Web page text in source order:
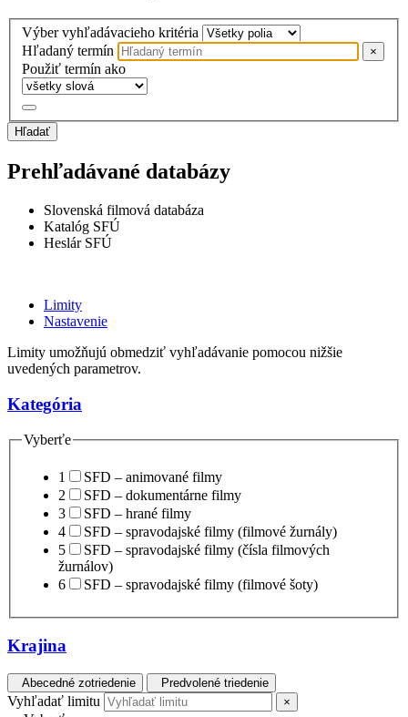
Výber vyhľadávacieho kritéria
Hľadaný termín
×
Použiť termín ako
Hľadať
Prehľadávané databázy
Slovenská filmová databáza
Katalóg SFÚ
Heslár SFÚ
Limity
Nastavenie
Limity umožňujú obmedziť vyhľadávanie pomocou nižšie
uvedených parametrov.
Kategória
Vyberťe
1
SFD – animované filmy
2
SFD – dokumentárne filmy
3
SFD – hrané filmy
4
SFD – spravodajské filmy (filmové žurnály)
5
SFD – spravodajské filmy (čísla filmových
žurnálov)
6
SFD – spravodajské filmy (filmové šoty)
Krajina
Abecedné zotriedenie Predvolené triedenie
Vyhľadať limitu ×